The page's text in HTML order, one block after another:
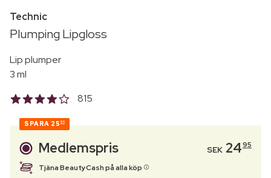
Technic
Plumping Lipgloss
Lip plumper
3 ml
815
SPARA 25 00
Medlemspris SEK 2495
Tjäna BeautyCash på alla köp